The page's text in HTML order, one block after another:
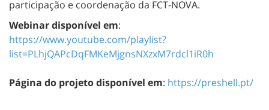
participação e coordenação da FCT-NOVA.
Webinar disponível em:
https://www.youtube.com/playlist?
list=PLhjQAPcDqFMKeMjgnsNXzxM7rdcl1iR0h
Página do projeto disponível em: https://preshell.pt/